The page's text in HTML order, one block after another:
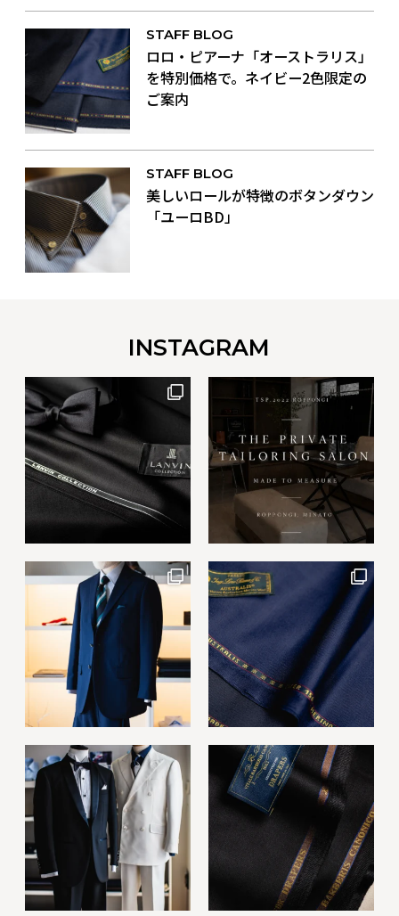
STAFF BLOG
ロロ・ピアーナ「オーストラリス」
を特別価格で。ネイビー2色限定の
ご案内
STAFF BLOG
美しいロールが特徴のボタンダウン
「ユーロBD」
INSTAGRAM